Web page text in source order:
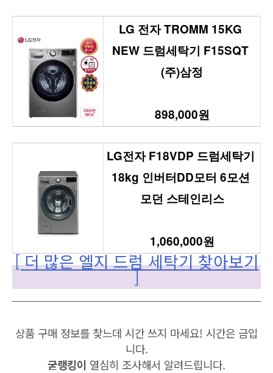
LG 전자 TROMM 15KG
NEW 드럼세탁기 F15SQT
(주)삼정
898,000원
LG전자 F18VDP 드럼세탁기
18kg 인버터DD모터 6모션
모던 스테인리스
1,060,000원
[ 더 많은 엘지 드럼 세탁기 찾아보기
]
상품 구매 정보를 찾느데 시간 쓰지 마세요! 시간은 금입
니다.
굳랭킹이 열심히 조사해서 알려드립니다.